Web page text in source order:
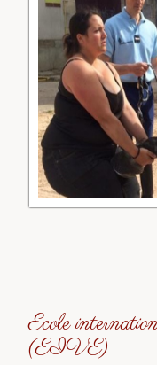
Ecole
(EIVE)